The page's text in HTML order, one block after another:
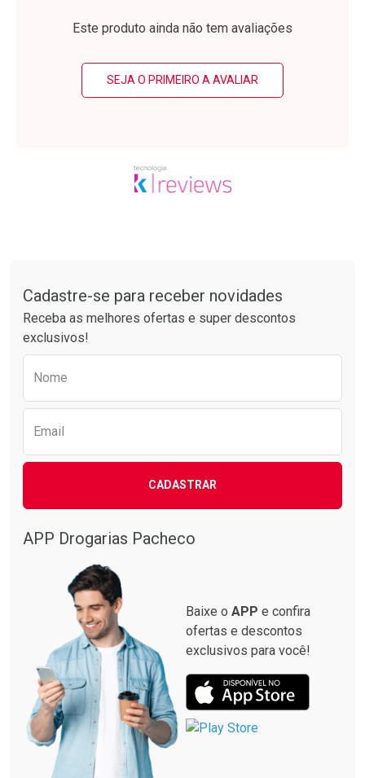
Laboratório
Por R$ 15,19/cada
Por Menos Laboratório
Por R$ 39,99/cada
Por Menos
Este produto ainda não tem avaliações
SEJA O PRIMEIRO A AVALIAR
Cadastre-se para receber novidades
Receba as melhores ofertas e super descontos
exclusivos!
Nome
Email
CADASTRAR
APP Drogarias Pacheco
Baixe o APP e confira
ofertas e descontos
exclusivos para você!